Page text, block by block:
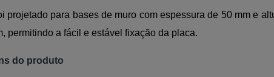
projetado para bases de muro com espessura de 50 mm e
permitindo a fácil e estável fixação da placa.
do produto